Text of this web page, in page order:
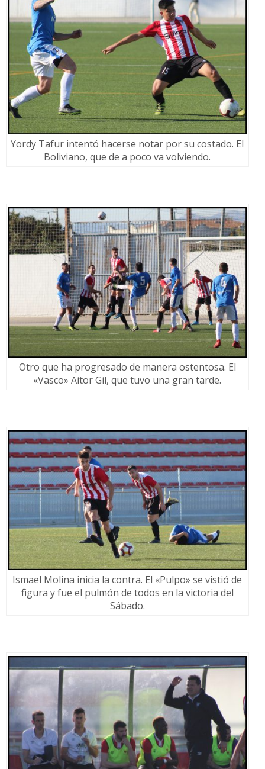
Yordy Tafur intentó hacerse notar por su costado. El
Boliviano, que de a poco va volviendo.
Otro que ha progresado de manera ostentosa. El
«Vasco» Aitor Gil, que tuvo una gran tarde.
Ismael Molina inicia la contra. El «Pulpo» se vistió de
figura y fue el pulmón de todos en la victoria del
Sábado.